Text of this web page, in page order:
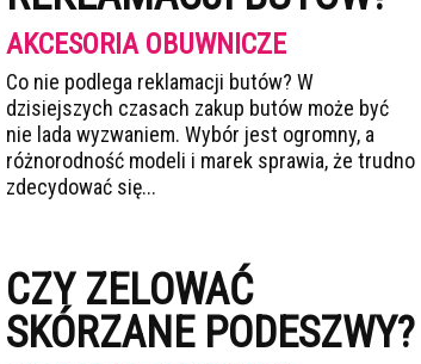
AKCESORIA OBUWNICZE
Co nie podlega reklamacji butów? W
dzisiejszych czasach zakup butów może być
nie lada wyzwaniem. Wybór jest ogromny, a
różnorodność modeli i marek sprawia, że trudno
zdecydować się...
CZY ZELOWAĆ
SKÓRZANE PODESZWY?